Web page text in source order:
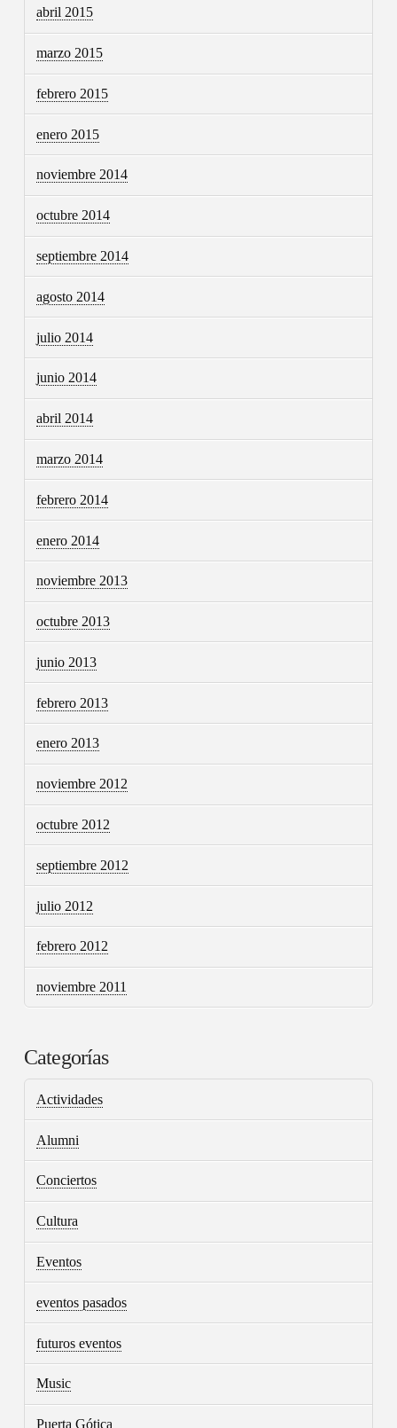
abril 2015
marzo 2015
febrero 2015
enero 2015
noviembre 2014
octubre 2014
septiembre 2014
agosto 2014
julio 2014
junio 2014
abril 2014
marzo 2014
febrero 2014
enero 2014
noviembre 2013
octubre 2013
junio 2013
febrero 2013
enero 2013
noviembre 2012
octubre 2012
septiembre 2012
julio 2012
febrero 2012
noviembre 2011
Categorías
Actividades
Alumni
Conciertos
Cultura
Eventos
eventos pasados
futuros eventos
Music
Puerta Gótica